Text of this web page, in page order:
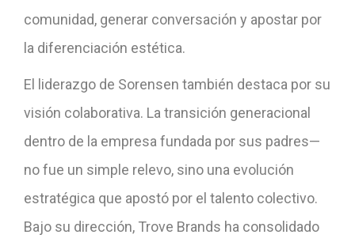
comunidad, generar conversación y apostar por
la diferenciación estética.
El liderazgo de Sorensen también destaca por su
visión colaborativa. La transición generacional
dentro de la empresa fundada por sus padres—
no fue un simple relevo, sino una evolución
estratégica que apostó por el talento colectivo.
Bajo su dirección, Trove Brands ha consolidado